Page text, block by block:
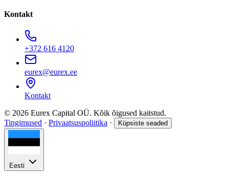
Kontakt
+372 616 4120
eurex@eurex.ee
Kontakt
© 2026 Eurex Capital OÜ. Kõik õigused kaitstud.
Tingimused · Privaatsuspoliitika · Küpsiste seaded
Eesti